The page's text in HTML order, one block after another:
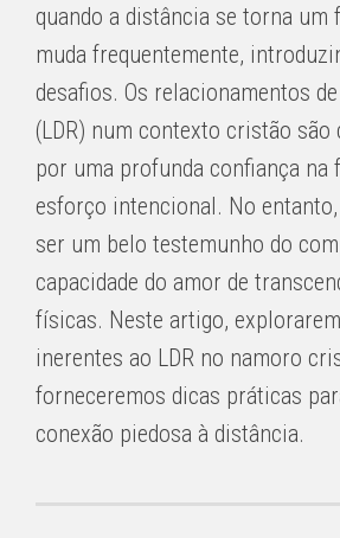
quando a distância se torna um
muda frequentemente,
desafios. Os relacionamentos
(LDR) num contexto cristão são
por uma profunda confiança na
esforço intencional. No
ser um belo testemunho do
capacidade do amor de
físicas. Neste artigo,
inerentes ao LDR no namoro
forneceremos dicas práticas
conexão piedosa à distância.